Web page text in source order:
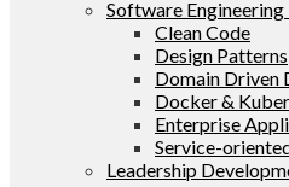
Software Engineering
Clean Code
Design Patterns
Domain Driven
Docker &
Enterprise
Service-
Leadership